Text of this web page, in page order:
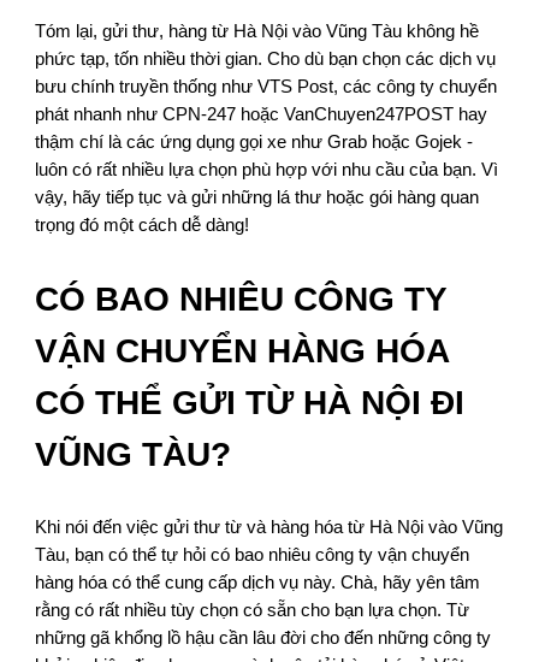
Tóm lại, gửi thư, hàng từ Hà Nội vào Vũng Tàu không hề
phức tạp, tốn nhiều thời gian. Cho dù bạn chọn các dịch vụ
bưu chính truyền thống như VTS Post, các công ty chuyển
phát nhanh như CPN-247 hoặc VanChuyen247POST hay
thậm chí là các ứng dụng gọi xe như Grab hoặc Gojek -
luôn có rất nhiều lựa chọn phù hợp với nhu cầu của bạn. Vì
vậy, hãy tiếp tục và gửi những lá thư hoặc gói hàng quan
trọng đó một cách dễ dàng!
CÓ BAO NHIÊU CÔNG TY
VẬN CHUYỂN HÀNG HÓA
CÓ THỂ GỬI TỪ HÀ NỘI ĐI
VŨNG TÀU?
Khi nói đến việc gửi thư từ và hàng hóa từ Hà Nội vào Vũng
Tàu, bạn có thể tự hỏi có bao nhiêu công ty vận chuyển
hàng hóa có thể cung cấp dịch vụ này. Chà, hãy yên tâm
rằng có rất nhiều tùy chọn có sẵn cho bạn lựa chọn. Từ
những gã khổng lồ hậu cần lâu đời cho đến những công ty